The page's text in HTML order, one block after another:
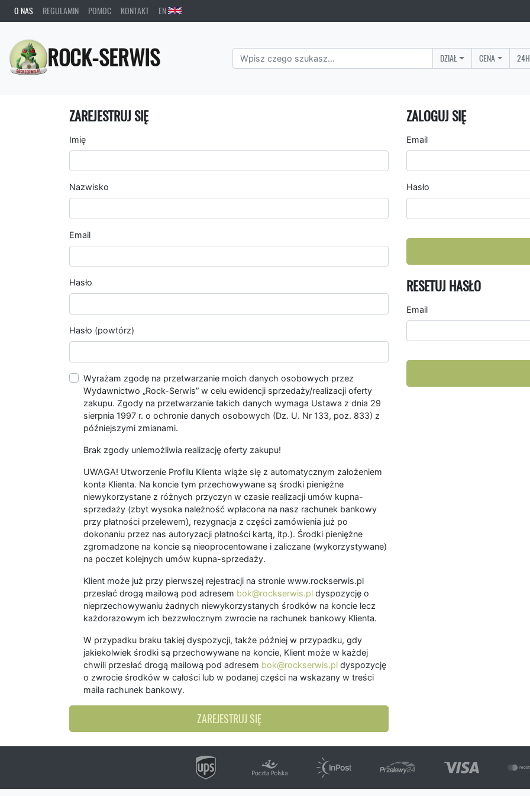
O NAS REGULAMIN POMOC KONTAKT EN
ROCK-SERWIS DZIAŁ CENA
ZAREJESTRUJ SIĘ
Imię
Nazwisko
Email
Hasło
Hasło (powtórz)
Wyrażam zgodę na przetwarzanie moich danych osobowych przez
Wydawnictwo „Rock-Serwis” w celu ewidencji sprzedaży/realizacji oferty
zakupu. Zgody na przetwarzanie takich danych wymaga Ustawa z dnia 29
sierpnia 1997 r. o ochronie danych osobowych (Dz. U. Nr 133, poz. 833) z
późniejszymi zmianami.
Brak zgody uniemożliwia realizację oferty zakupu!
UWAGA! Utworzenie Profilu Klienta wiąże się z automatycznym założeniem
konta Klienta. Na koncie tym przechowywane są środki pieniężne
niewykorzystane z różnych przyczyn w czasie realizacji umów kupna-
sprzedaży (zbyt wysoka należność wpłacona na nasz rachunek bankowy
przy płatności przelewem), rezygnacja z części zamówienia już po
dokonaniu przez nas autoryzacji płatności kartą, itp.). Środki pieniężne
zgromadzone na koncie są nieoprocentowane i zaliczane (wykorzystywane)
na poczet kolejnych umów kupna-sprzedaży.
Klient może już przy pierwszej rejestracji na stronie www.rockserwis.pl
przesłać drogą mailową pod adresem bok@rockserwis.pl dyspozycję o
nieprzechowywaniu żadnych niewykorzystanych środków na koncie lecz
każdorazowym ich bezzwłocznym zwrocie na rachunek bankowy Klienta.
W przypadku braku takiej dyspozycji, także później w przypadku, gdy
jakiekolwiek środki są przechowywane na koncie, Klient może w każdej
chwili przesłać drogą mailową pod adresem bok@rockserwis.pl dyspozycję
o zwrocie środków w całości lub w podanej części na wskazany w treści
maila rachunek bankowy.
ZAREJESTRUJ SIĘ
ZALOGUJ SIĘ
Email
Hasło
RESETUJ HASŁO
Email